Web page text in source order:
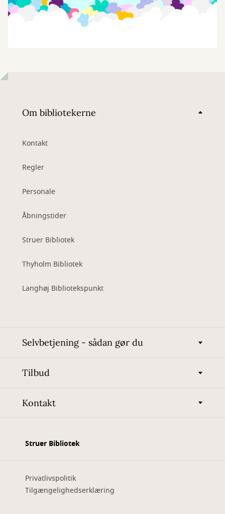
Om bibliotekerne
Kontakt
Regler
Personale
Åbningstider
Struer Bibliotek
Thyholm Bibliotek
Langhøj Bibliotekspunkt
Selvbetjening - sådan gør du
Tilbud
Kontakt
Struer Bibliotek
Privatlivspolitik
Tilgængelighedserklæring